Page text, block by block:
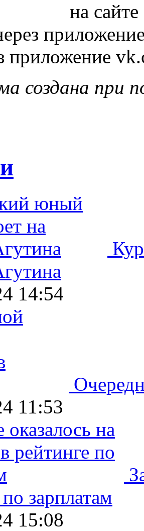
на
приложение
создана при
14:54
11:53
зарплатам
15:08